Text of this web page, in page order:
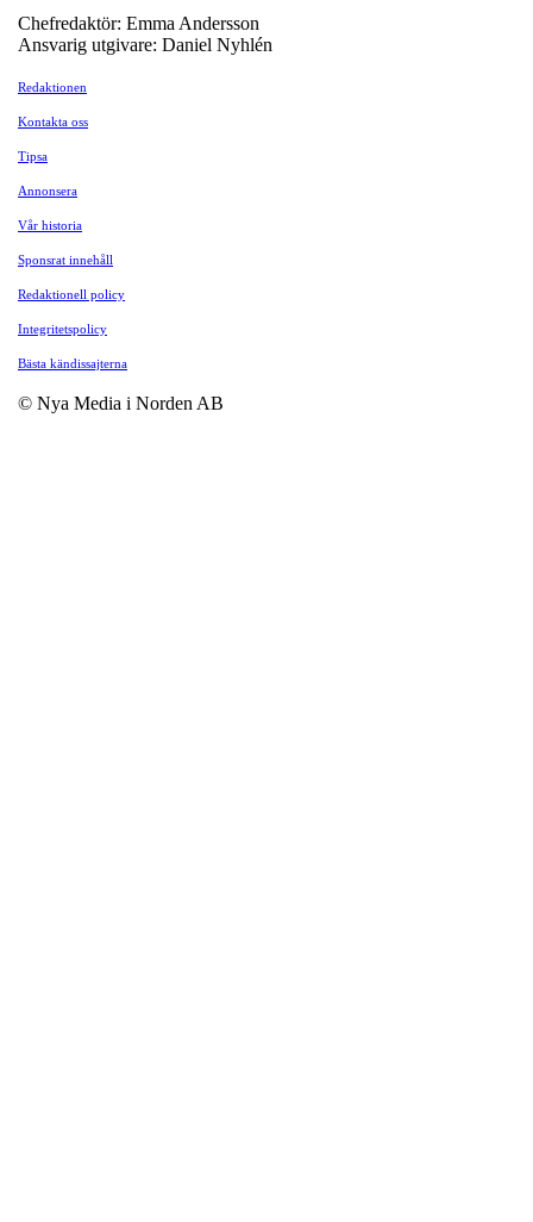
Chefredaktör: Emma Andersson
Ansvarig utgivare: Daniel Nyhlén
Redaktionen
Kontakta oss
Tipsa
Annonsera
Vår historia
Sponsrat innehåll
Redaktionell policy
Integritetspolicy
Bästa kändissajterna
© Nya Media i Norden AB